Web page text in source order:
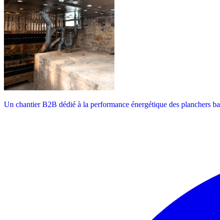
Un chantier B2B dédié à la performance énergétique des planchers